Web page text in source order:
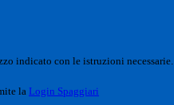
indicato con le istruzioni necessarie.
la Login Spaggiari